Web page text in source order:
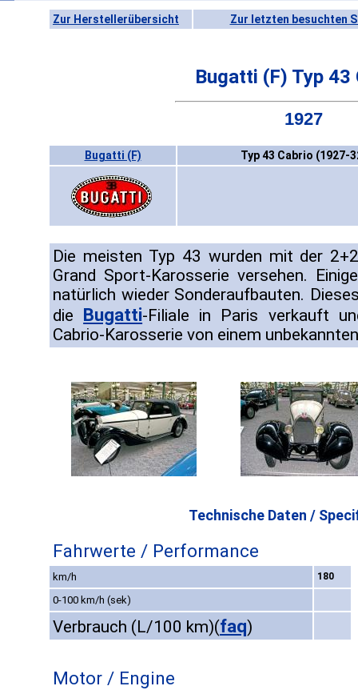
Zur Herstellerübersicht Zur letzten besuchten
Bugatti (F) Typ 43
1927
Bugatti (F) Typ 43 Cabrio (1927-
Die meisten Typ 43 wurden mit der
Grand Sport-Karosserie versehen.
natürlich wieder Sonderaufbauten.
die Bugatti-Filiale in Paris verkauft
Cabrio-Karosserie von einem
Technische Daten /
Fahrwerte / Performance
km/h 180
0-100 km/h (sek)
Verbrauch (L/100 km)(faq)
Motor / Engine